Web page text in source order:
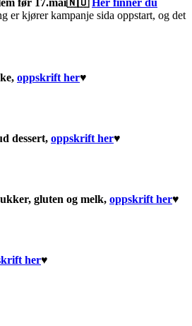
er kjører kampanje sida oppstart, og det
oppskrift her♥︎
dessert, oppskrift her♥︎
gluten og melk, oppskrift her♥︎
her♥︎